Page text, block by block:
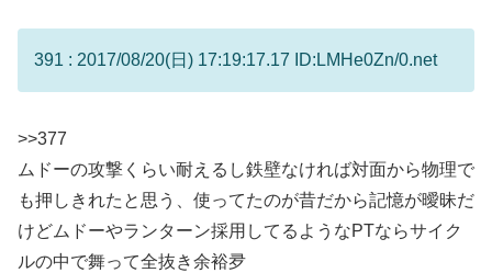
391 : 2017/08/20(日) 17:19:17.17 ID:LMHe0Zn/0.net
>>377
ムドーの攻撃くらい耐えるし鉄壁なければ対面から物理で
も押しきれたと思う、使ってたのが昔だから記憶が曖昧だ
けどムドーやランターン採用してるようなPTならサイク
ルの中で舞って全抜き余裕夛